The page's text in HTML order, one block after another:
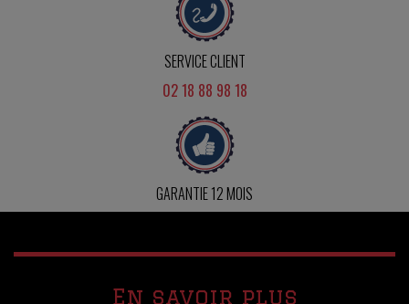
SERVICE CLIENT
02 18 88 98 18
GARANTIE 12 MOIS
En savoir plus